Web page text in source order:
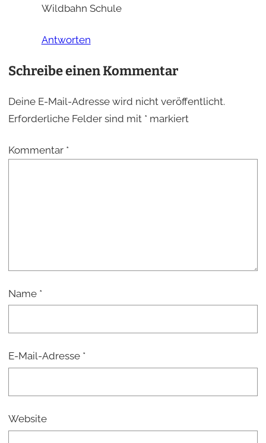
Wildbahn Schule
Antworten
Schreibe einen Kommentar
Deine E-Mail-Adresse wird nicht veröffentlicht.
Erforderliche Felder sind mit *markiert
Kommentar *
Name *
E-Mail-Adresse *
Website